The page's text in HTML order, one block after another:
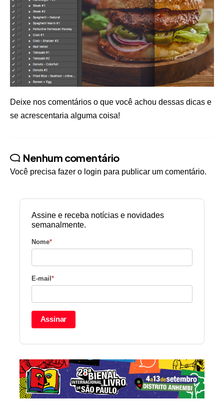
Deixe nos comentários o que você achou dessas dicas e
se acrescentaria alguma coisa!
Nenhum comentário
Você precisa fazer o login para publicar um comentário.
Assine e receba notícias e novidades
semanalmente.
Nome*
E-mail *
Assinar